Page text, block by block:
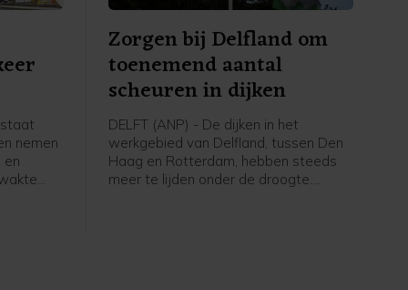
nemen
en
Zorgen bij Delfland om
toenemend aantal
scheuren in dijken
DELFT (ANP) - De dijken in het
werkgebied van Delfland, tussen Den
Haag en Rotterdam, hebben steeds
meer te lijden onder de droogte.